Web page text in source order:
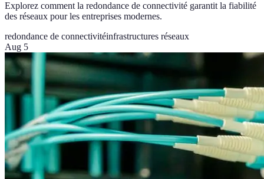
Explorez comment la redondance de connectivité garantit la fiabilité
des réseaux pour les entreprises modernes.
redondance de connectivitéinfrastructures réseaux
Aug 5